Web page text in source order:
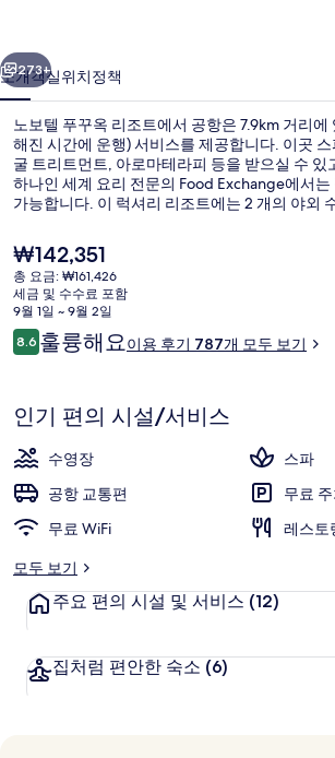
조
트
의
사
진
갤
러
리
다음
273+
소개객실위치정책
노보텔 푸꾸옥 리조트에서 공항은 7.9km 거리에
해진 시간에 운행) 서비스를 제공합니다. 이곳
굴 트리트먼트, 아로마테라피 등을 받으실 수 있
하나인 세계 요리 전문의 Food Exchange에서
가능합니다. 이 럭셔리 리조트에는 2 개의 야외
비스 및 전반적인 숙박 시설 상태에 대단히 만족
현
재
가
격
은
₩142,351
₩142,351
총 요금: ₩161,426
세금 및 수수료 포함
9월 1일 ~ 9월 2일
이
용
기
8.610점 만점 중 8.6점.
훌륭해요이용 후기 787개 모두 보기
인기 편의 시설/서비스
수영장
스파
공항 교통편
무료
무료 WiFi
레스토
모두 보기
주요 편의 시설 및 서비스 (12)
집처럼 편안한 숙소 (6)